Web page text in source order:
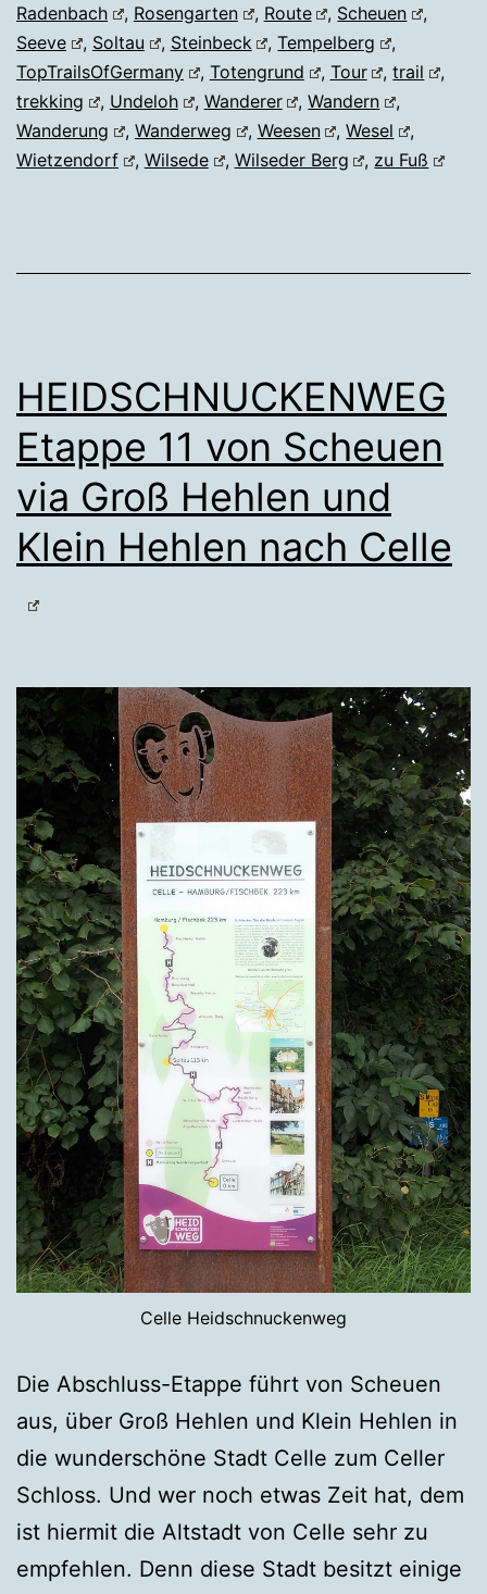
Radenbach
, Rosengarten , Route , Scheuen
,
Seeve
, Soltau , Steinbeck ,Tempelberg
,
TopTrailsOfGermany
, Totengrund , Tour ,trail
,
trekking
, Undeloh , Wanderer ,Wandern
,
Wanderung
, Wanderweg , Weesen ,Wesel
,
Wietzendorf
, Wilsede , Wilseder Berg , zu Fuß
HEIDSCHNUCKENWEG
Etappe 11 von Scheuen
via Groß Hehlen und
Klein Hehlen nach Celle
Celle Heidschnuckenweg
Die Abschluss-Etappe führt von Scheuen
aus, über Groß Hehlen und Klein Hehlen in
die wunderschöne Stadt Celle zum Celler
Schloss. Und wer noch etwas Zeit hat, dem
ist hiermit die Altstadt von Celle sehr zu
empfehlen. Denn diese Stadt besitzt einige